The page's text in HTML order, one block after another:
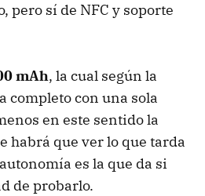
pero sí de NFC y soporte
mAh, la cual según la
completo con una sola
en este sentido la
habrá que ver lo que tarda
es la que da si
de probarlo.